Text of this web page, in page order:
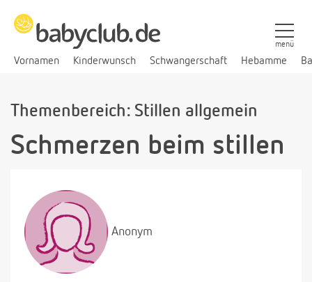
Vornamen Kinderwunsch Schwangerschaft Hebamme
menü
Themenbereich: Stillen allgemein
Schmerzen beim stillen
Anonym